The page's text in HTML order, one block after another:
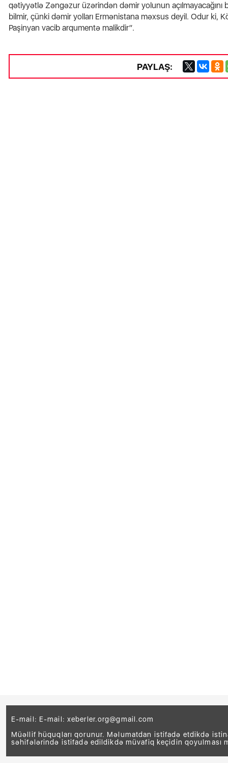
qətiyyətlə Zəngəzur üzərindən dəmir yolunun açılmayacağını
bilmir, çünki dəmir yolları Ermənistana məxsus deyil. Odur ki,
Paşinyan vacib arqumentə malikdir”.
PAYLAŞ:
E-mail: E-mail: xeberler.org@gmail.com
Müəllif hüquqları qorunur. Məlumatdan istifadə etdikdə
səhifələrində istifadə edildikdə müvafiq keçidin qoyulması